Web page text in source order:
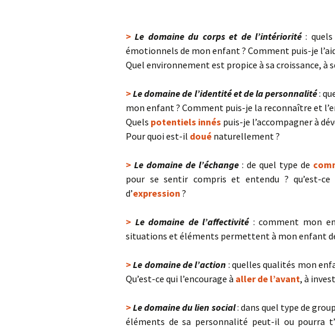
>Le domaine du corps et de l’intériorité :
émotionnels de mon enfant ? Comment puis-je
Quel environnement est propice à sa croissance, à
>Le domaine de l’identité et de la personnalité:
mon enfant ? Comment puis-je la reconnaître et
Quels potentiels innés puis-je l’accompagner à
Pour quoi est-il doué naturellement ?
> Le domaine de l’échange : de quel type de
pour se sentir compris et entendu ? qu’est-
d’expression ?
> Le domaine de l’affectivité : comment mon
situations et éléments permettent à mon enfant
>Le domaine de l’action : quelles qualités mon
Qu’est-ce qui l’encourage à aller de l’avant, à
>Le domaine du lien social: dans quel type de
éléments de sa personnalité peut-il ou pourra